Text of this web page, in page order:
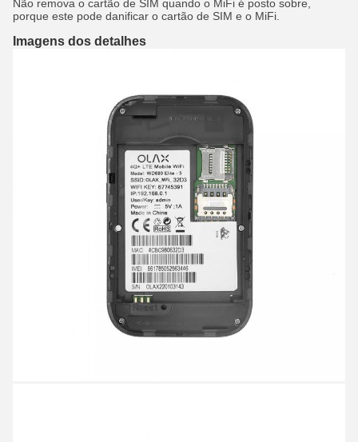
Não remova o cartão de SIM quando o MiFi é posto sobre,
porque este pode danificar o cartão de SIM e o MiFi.
Imagens dos detalhes